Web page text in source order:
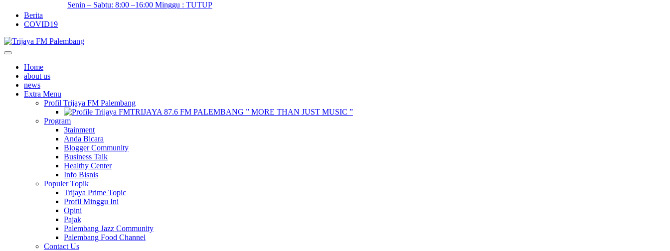
Senin – Sabtu: 8:00 –16:00 Minggu : TUTUP
Berita
COVID19
Home
about us
news
Extra Menu
Profil Trijaya FM Palembang
TRIJAYA 87.6 FM PALEMBANG ” MORE THAN JUST MUSIC ”
Program
3tainment
Anda Bicara
Blogger Community
Business Talk
Healthy Center
Info Bisnis
Populer Topik
Trijaya Prime Topic
Profil Minggu Ini
Opini
Pajak
Palembang Jazz Community
Palembang Food Channel
Contact Us